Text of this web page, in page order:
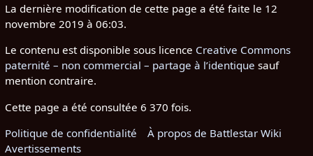
La dernière modification de cette page a été faite le 12
novembre 2019 à 06:03.
Le contenu est disponible sous licence Creative Commons
paternité – non commercial – partage à l’identique sauf
mention contraire.
Cette page a été consultée 6 370 fois.
Politique de confidentialité
À propos de Battlestar Wiki
Avertissements